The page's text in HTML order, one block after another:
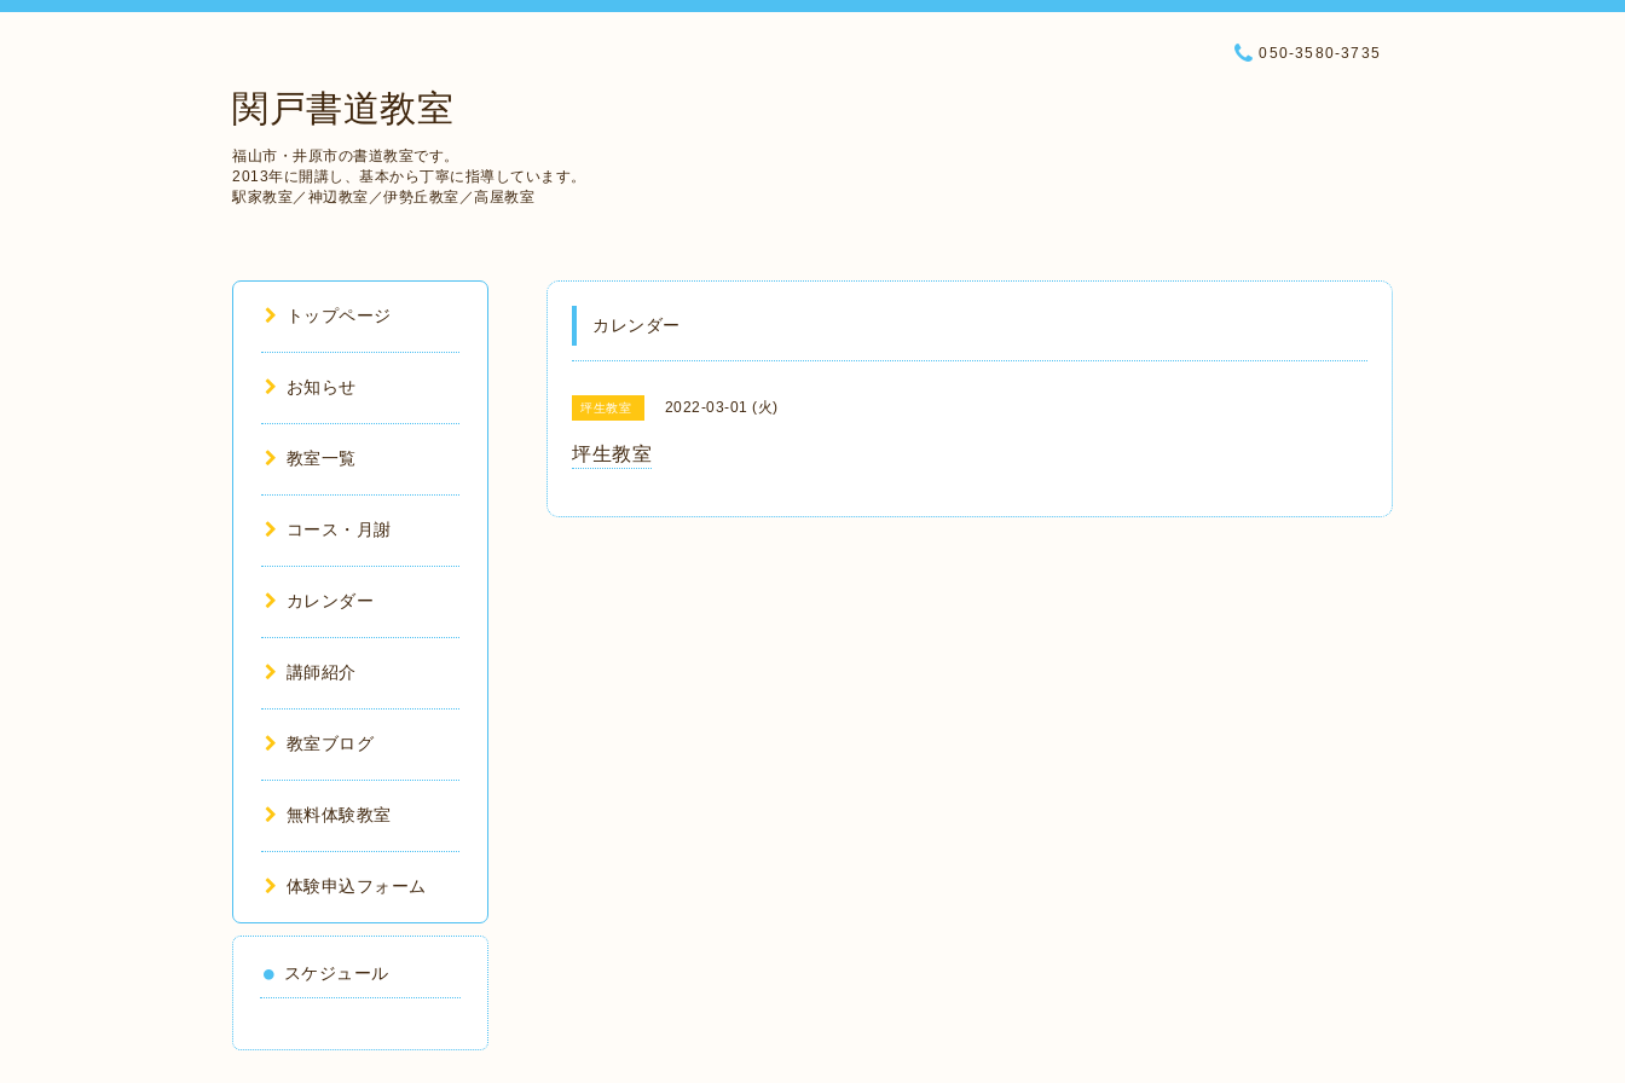
関戸書道教室
福山市・井原市の書道教室です。
2013年に開講し、基本から丁寧に指導しています。
駅家教室／神辺教室／伊勢丘教室／高屋教室
050-3580-3735
カレンダー
坪生教室 2022-03-01 (火)
坪生教室
トップページ
お知らせ
教室一覧
コース・月謝
カレンダー
講師紹介
教室ブログ
無料体験教室
体験申込フォーム
スケジュール